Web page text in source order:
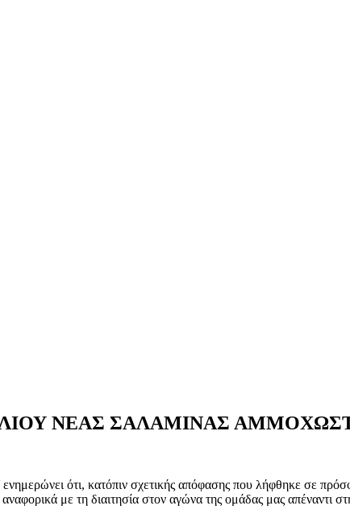
ΝΕΑΣ ΣΑΛΑΜΙΝΑΣ
ότι, κατόπιν σχετικής απόφασης που λήφθηκε σε
με τη διαιτησία στον αγώνα της ομάδας μας απέναντι